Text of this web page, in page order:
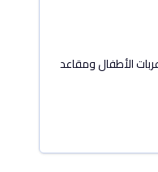
الأطفال ومقاعد